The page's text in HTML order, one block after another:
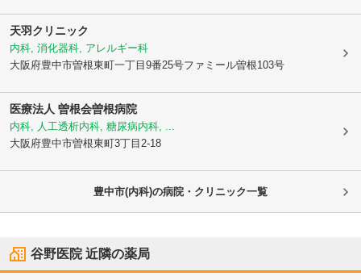
天羽クリニック
内科, 消化器科, アレルギー科
大阪府豊中市曽根東町一丁目9番25号ファミール曽根103号
医療法人 曽根会曽根病院
内科, 人工透析内科, 糖尿病内科, ...
大阪府豊中市曽根東町3丁目2-18
豊中市(内科)の病院・クリニック一覧
谷野医院近隣の薬局